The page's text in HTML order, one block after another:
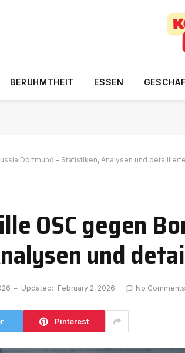
BERÜHMTHEIT ESSEN
Dortmund – Statistiken, Analysen und
OSC gegen
und
Updated: February 2, 2026 No Comments
Pinterest